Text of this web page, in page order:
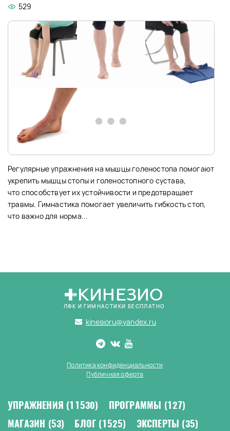
529
Регулярные упражнения на мышцы голеностопа помогают
укрепить мышцы стопы и голеностопного сустава,
что способствует их устойчивости и предотвращает
травмы. Гимнастика помогает увеличить гибкость стоп,
что важно для норма...
КИНЕЗИО
ЛФК И ГИМНАСТИКИ БЕСПЛАТНО
kinesioru@yandex.ru
Политика конфиденциальности
Публичная оферта
УПРАЖНЕНИЯ (11530) ПРОГРАММЫ (127)
МАГАЗИН (53) БЛОГ (1525) ЭКСПЕРТЫ (35)